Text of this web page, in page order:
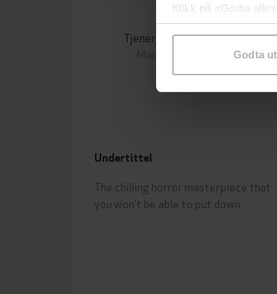
Klikk på «Godta
samtykke til
Godta
Tjenerinnens beretning
Margaret Atwood
EBOK
Undertittel
The chilling horror masterpiece that
you won’t be able to put down